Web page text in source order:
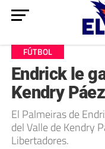
FÚTBOL
Endrick le
Kendry Páez
El Palmeiras de
del Valle de Kendry
Libertadores.